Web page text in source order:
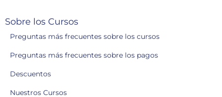
Sobre los Cursos
Preguntas más frecuentes sobre los cursos
Preguntas más frecuentes sobre los pagos
Descuentos
Nuestros Cursos